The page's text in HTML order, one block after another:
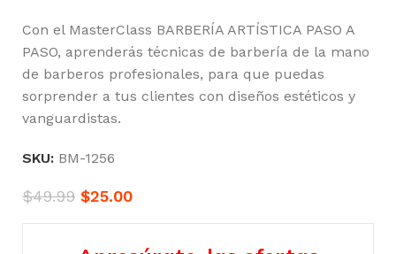
Con el MasterClass BARBERÍA ARTÍSTICA PASO A
PASO, aprenderás técnicas de barbería de la mano
de barberos profesionales, para que puedas
sorprender a tus clientes con diseños estéticos y
vanguardistas.
SKU: BM-1256
$49.99 $25.00